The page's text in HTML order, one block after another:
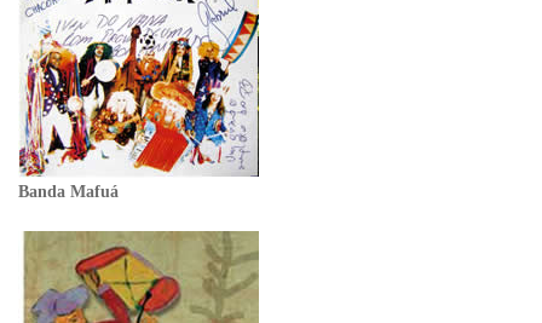
Banda Mafuá